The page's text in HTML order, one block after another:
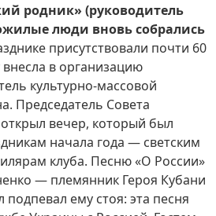
родник» (руководитель
люди вновь собрались
присутствовали почти 60
в организацию
культурно-массовой
Председатель Совета
вечер, который был
начала года — светским
клуба. Песню «О России»
— племянник Героя Кубани
подпевал ему стоя: эта песня